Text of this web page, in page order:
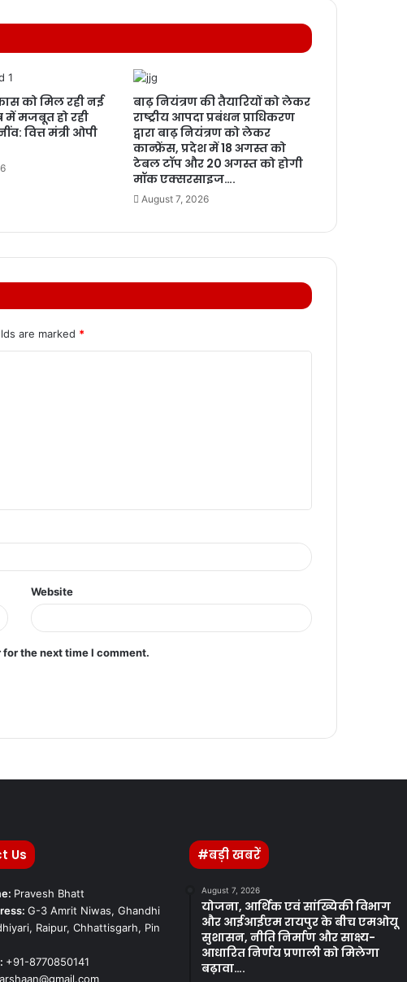
को मिल रही नई
में मजबूत हो रही
वित्त मंत्री ओपी
बाढ़ नियंत्रण की तैयारियों को लेकर
राष्ट्रीय आपदा प्रबंधन प्राधिकरण
द्वारा बाढ़ नियंत्रण को लेकर
कान्फ्रेंस, प्रदेश में 18 अगस्त को
टेबल टॉप और 20 अगस्त को होगी
मॉक एक्सरसाइज….
August 7, 2026
are marked *
Website
the next time I comment.
Us
Pravesh Bhatt
G-3 Amrit Niwas, Ghandhi
Raipur, Chhattisgarh, Pin
+91-8770850141
#बड़ी खबरें
August 7, 2026
योजना, आर्थिक एवं सांख्यिकी विभाग
और आईआईएम रायपुर के बीच एमओयू
सुशासन, नीति निर्माण और साक्ष्य-
आधारित निर्णय प्रणाली को मिलेगा
बढ़ावा….